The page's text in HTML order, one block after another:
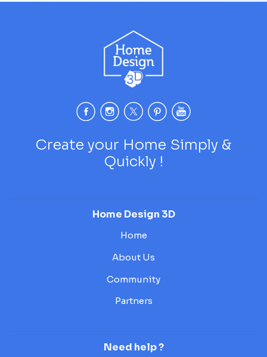
Create your Home Simply &
Quickly !
Home Design 3D
Home
About Us
Community
Partners
Need help ?